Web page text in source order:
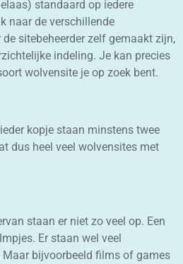
standaard op iedere
naar de verschillende
sitebeheerder zelf gemaakt zijn,
indeling. Je kan precies
wolvensite je op zoek bent.
kopje staan minstens twee
dus heel veel wolvensites met
staan er niet zo veel op. Een
Er staan wel veel
bijvoorbeeld films of games